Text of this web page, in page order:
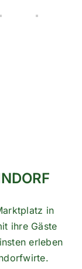
in
ihre Gäste
erleben